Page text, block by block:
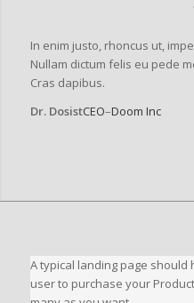
In enim justo, rhoncus ut,
Nullam dictum felis eu pede
Cras dapibus.
Dr. DosistCEO–Doom Inc
A typical landing page
user to purchase your